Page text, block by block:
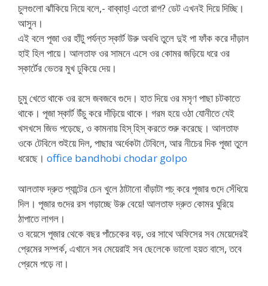
চুলগুলো ঝাঁকিয়ে নিয়ে বলে,- বাব্বাহ্! এতো রাগ? ডেট এখনই দিয়ে দিচ্ছি।
আসুন।
এই বলে পূজা ওর হাঁটু পর্যন্ত স্কার্ট উরু অবধি তুলে দুই পা ফাঁক করে দাঁড়াল
হাই হিল পায়ে। আলতাফ ওর সামনে এসে ওর কোমর জড়িয়ে ধরে ওর
স্কার্টের ভেতর মুখ ঢুকিয়ে দেয়।
চুমু খেতে থাকে ওর রসে জবজবে গুদে। হাত দিয়ে ওর মসৃণ পাছা চটকাতে
থাকে। পূজা স্কার্ট উঁচু করে দাঁড়িয়ে থাকে। গরম হয়ে ওঠা যোনীতে যেই
খসখসে জিভ পড়েছে, ও কামনায় হিস্ হিস্ করতে শুরু করেছে। আলতাফ
ওকে টেবিলে শুইয়ে দিল, পাছার অর্ধেকটা টেবিলে, আর নীচের দিক পূজা তুলে
ধরেছে। office bandhobi chodar golpo
আলতাফ দ্রুত প্যান্টের চেন খুলে ঠাটানো বাঁড়াটা পচ্ করে পূজার গুদে সেঁধিয়ে
দিল। পূজার গুদের রস গড়াচ্ছে উরু বেয়ে! আলতাফ দ্রুত কোমর ঘুরিয়ে
ঠাপাতে লাগল।
ও বয়েসে পূজার থেকে বছর পাঁচেকের বড়, ওর সাথে অফিসের সব মেয়েদেরই
প্রেমের সম্পর্ক, এখানে সব মেয়েরাই সব ছেলেকে ভালো হয়ত বাসে, তবে
প্রেমে পড়ে না।